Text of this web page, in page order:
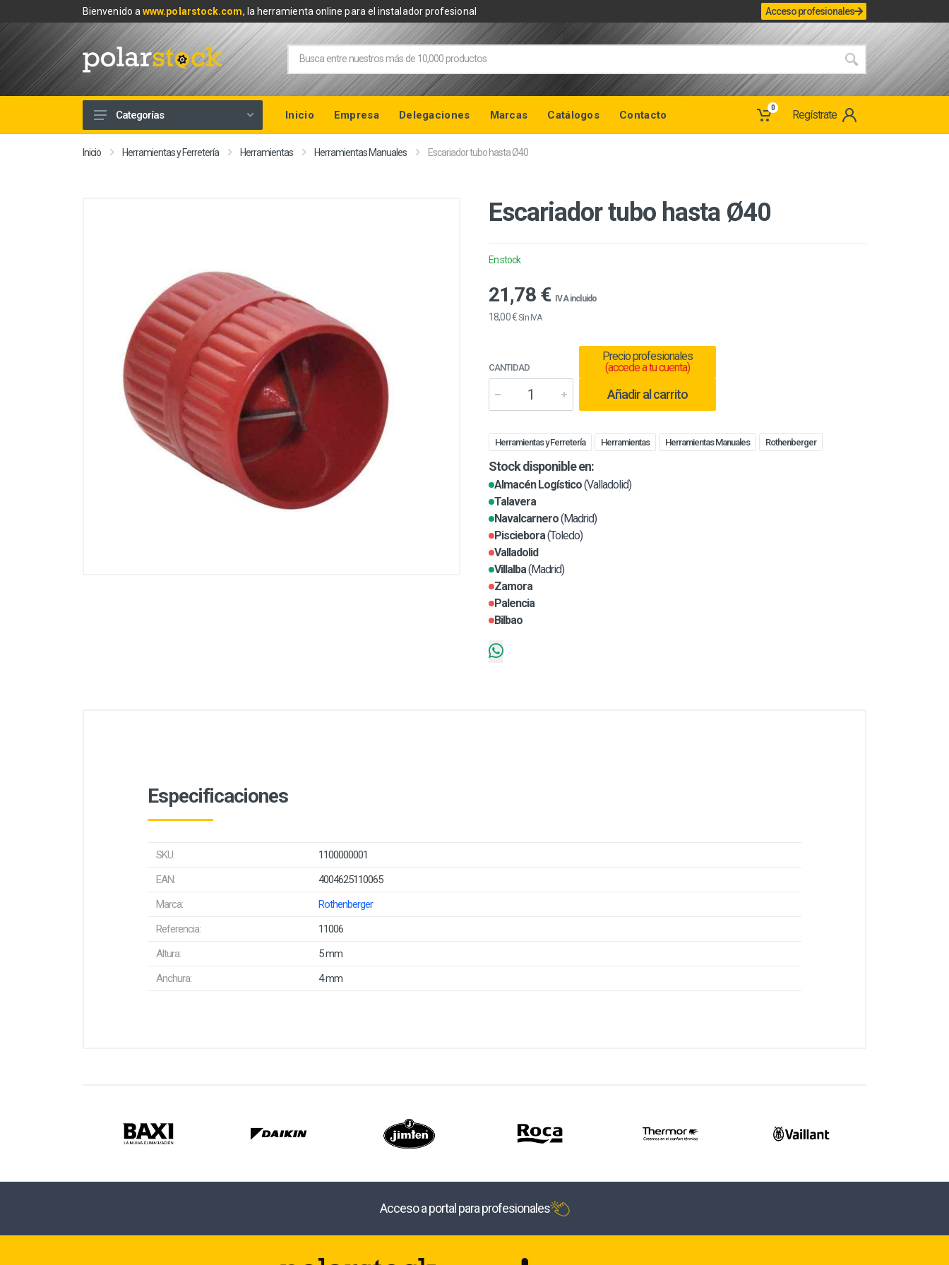
Bienvenido awww.polarstock.com, la herramienta online para el instalador profesional Acceso profesionales
Calefacción
Herramientas y Ferretería
Electricidad
Categorías Inicio Empresa Delegaciones Marcas Catálogos Contacto
0
Regístrate
Inicio Herramientas y Ferretería Herramientas Herramientas Manuales Escariador tubo hasta Ø40
Escariador tubo hasta Ø40
En stock
21,78 € IVA incluido
18,00 €Sin IVA
CANTIDAD
Precio profesionales
(accede a tu cuenta)
Añadir al carrito
Herramientas y Ferretería Herramientas Herramientas Manuales Rothenberger
Stock disponible en:
Almacén Logístico(Valladolid)
Talavera
Navalcarnero(Madrid)
Pisciebora(Toledo)
Valladolid
Villalba(Madrid)
Zamora
Palencia
Bilbao
Especificaciones
SKU:
1100000001
EAN:
4004625110065
Marca:
Rothenberger
Referencia:
11006
Altura:
5 mm
Anchura:
4 mm
Acceso a portal para profesionales